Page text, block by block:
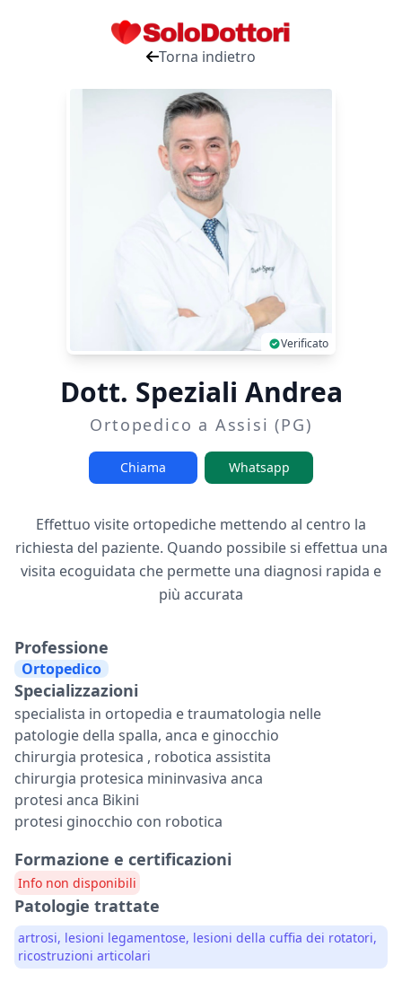
Torna indietro
Verificato
Dott. Speziali Andrea
Ortopedico a Assisi (PG)
Chiama Whatsapp
Effettuo visite ortopediche mettendo al centro la
richiesta del paziente. Quando possibile si effettua una
visita ecoguidata che permette una diagnosi rapida e
più accurata
Professione
Ortopedico
Specializzazioni
specialista in ortopedia e traumatologia nelle
patologie della spalla, anca e ginocchio
chirurgia protesica , robotica assistita
chirurgia protesica mininvasiva anca
protesi anca Bikini
protesi ginocchio con robotica
Formazione e certificazioni
Info non disponibili
Patologie trattate
artrosi, lesioni legamentose, lesioni della cuffia dei rotatori,
ricostruzioni articolari